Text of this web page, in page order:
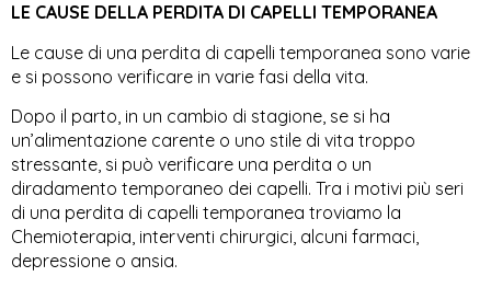
LE CAUSE DELLA PERDITA DI CAPELLI TEMPORANEA
Le cause di una perdita di capelli temporanea sono varie
e si possono verificare in varie fasi della vita.
Dopo il parto, in un cambio di stagione, se si ha
un’alimentazione carente o uno stile di vita troppo
stressante, si può verificare una perdita o un
diradamento temporaneo dei capelli. Tra i motivi più seri
di una perdita di capelli temporanea troviamo la
Chemioterapia, interventi chirurgici, alcuni farmaci,
depressione o ansia.